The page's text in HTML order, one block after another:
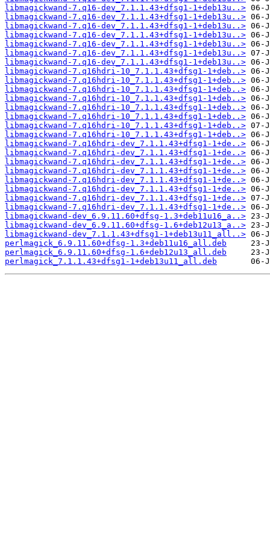
libmagickwand-7.q16-dev_7.1.1.43+dfsg1-1+deb13u..>
libmagickwand-7.q16-dev_7.1.1.43+dfsg1-1+deb13u..>
libmagickwand-7.q16-dev_7.1.1.43+dfsg1-1+deb13u..>
libmagickwand-7.q16-dev_7.1.1.43+dfsg1-1+deb13u..>
libmagickwand-7.q16-dev_7.1.1.43+dfsg1-1+deb13u..>
libmagickwand-7.q16-dev_7.1.1.43+dfsg1-1+deb13u..>
libmagickwand-7.q16-dev_7.1.1.43+dfsg1-1+deb13u..>
libmagickwand-7.q16hdri-10_7.1.1.43+dfsg1-1+deb..>
libmagickwand-7.q16hdri-10_7.1.1.43+dfsg1-1+deb..>
libmagickwand-7.q16hdri-10_7.1.1.43+dfsg1-1+deb..>
libmagickwand-7.q16hdri-10_7.1.1.43+dfsg1-1+deb..>
libmagickwand-7.q16hdri-10_7.1.1.43+dfsg1-1+deb..>
libmagickwand-7.q16hdri-10_7.1.1.43+dfsg1-1+deb..>
libmagickwand-7.q16hdri-10_7.1.1.43+dfsg1-1+deb..>
libmagickwand-7.q16hdri-10_7.1.1.43+dfsg1-1+deb..>
libmagickwand-7.q16hdri-dev_7.1.1.43+dfsg1-1+de..>
libmagickwand-7.q16hdri-dev_7.1.1.43+dfsg1-1+de..>
libmagickwand-7.q16hdri-dev_7.1.1.43+dfsg1-1+de..>
libmagickwand-7.q16hdri-dev_7.1.1.43+dfsg1-1+de..>
libmagickwand-7.q16hdri-dev_7.1.1.43+dfsg1-1+de..>
libmagickwand-7.q16hdri-dev_7.1.1.43+dfsg1-1+de..>
libmagickwand-7.q16hdri-dev_7.1.1.43+dfsg1-1+de..>
libmagickwand-7.q16hdri-dev_7.1.1.43+dfsg1-1+de..>
libmagickwand-dev_6.9.11.60+dfsg-1.3+deb11u16_a..>
libmagickwand-dev_6.9.11.60+dfsg-1.6+deb12u13_a..>
libmagickwand-dev_7.1.1.43+dfsg1-1+deb13u11_all..>
perlmagick_6.9.11.60+dfsg-1.3+deb11u16_all.deb
perlmagick_6.9.11.60+dfsg-1.6+deb12u13_all.deb
perlmagick_7.1.1.43+dfsg1-1+deb13u11_all.deb